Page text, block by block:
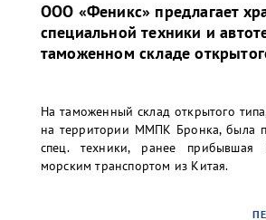
ООО «Феникс» предлагает
специальной техники и
таможенном складе
На таможенный склад открытого
на территории ММПК Бронка, была
спец. техники, ранее
морским транспортом из Китая.